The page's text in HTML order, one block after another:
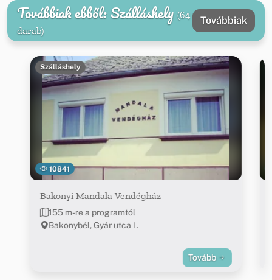
Továbbiak ebből: Szálláshely (64
darab)
Továbbiak
10841
Szálláshely
Bakonyi Mandala Vendégház
155 m-re a programtól
Bakonybél, Gyár utca 1.
Tovább